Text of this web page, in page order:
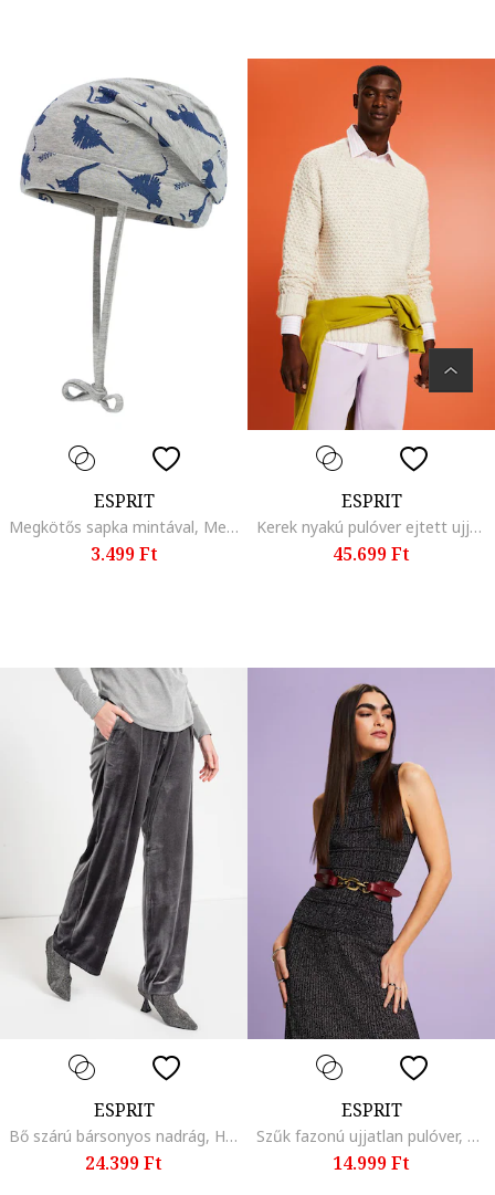
ESPRIT
Megkötős sapka mintával, Melange szürke/Királykék
3.499 Ft
ESPRIT
Kerek nyakú pulóver ejtett ujjakkal, Világosbézs
45.699 Ft
ESPRIT
Bő szárú bársonyos nadrág, Hamuszürke
24.399 Ft
ESPRIT
Szűk fazonú ujjatlan pulóver, Fekete
14.999 Ft